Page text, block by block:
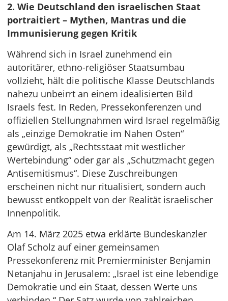
2. Wie Deutschland den israelischen Staat
portraitiert – Mythen, Mantras und die
Immunisierung gegen Kritik
Während sich in Israel zunehmend ein
autoritärer, ethno-religiöser Staatsumbau
vollzieht, hält die politische Klasse Deutschlands
nahezu unbeirrt an einem idealisierten Bild
Israels fest. In Reden, Pressekonferenzen und
offiziellen Stellungnahmen wird Israel regelmäßig
als „einzige Demokratie im Nahen Osten“
gewürdigt, als „Rechtsstaat mit westlicher
Wertebindung“ oder gar als „Schutzmacht gegen
Antisemitismus“. Diese Zuschreibungen
erscheinen nicht nur ritualisiert, sondern auch
bewusst entkoppelt von der Realität israelischer
Innenpolitik.
Am 14. März 2025 etwa erklärte Bundeskanzler
Olaf Scholz auf einer gemeinsamen
Pressekonferenz mit Premierminister Benjamin
Netanjahu in Jerusalem: „Israel ist eine lebendige
Demokratie und ein Staat, dessen Werte uns